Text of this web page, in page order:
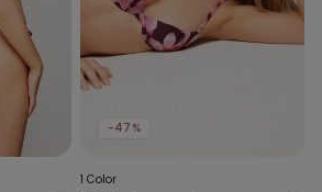
-47%
1 Color